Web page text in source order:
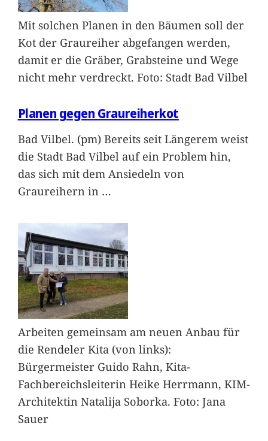
Mit solchen Planen in den Bäumen soll der
Kot der Graureiher abgefangen werden,
damit er die Gräber, Grabsteine und Wege
nicht mehr verdreckt. Foto: Stadt Bad Vilbel
Planen gegen Graureiherkot
Bad Vilbel. (pm) Bereits seit Längerem weist
die Stadt Bad Vilbel auf ein Problem hin,
das sich mit dem Ansiedeln von
Graureihern in …
Arbeiten gemeinsam am neuen Anbau für
die Rendeler Kita (von links):
Bürgermeister Guido Rahn, Kita-
Fachbereichsleiterin Heike Herrmann, KIM-
Architektin Natalija Soborka. Foto: Jana
Sauer